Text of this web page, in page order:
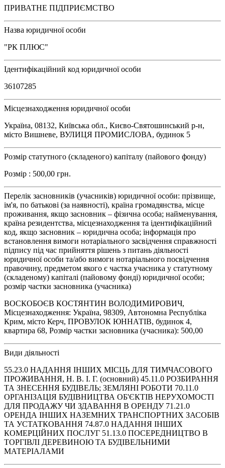
ПРИВАТНЕ ПІДПРИЄМСТВО
Назва юридичної особи
"РК ПЛЮС"
Ідентифікаційний код юридичної особи
36107285
Місцезнаходження юридичної особи
Україна, 08132, Київська обл., Києво-Святошинський р-н,
місто Вишневе, ВУЛИЦЯ ПРОМИСЛОВА, будинок 5
Розмір статутного (складеного) капіталу (пайового фонду)
Розмір : 500,00 грн.
Перелік засновників (учасників) юридичної особи: прізвище,
ім'я, по батькові (за наявності), країна громадянства, місце
проживання, якщо засновник – фізична особа; найменування,
країна резидентства, місцезнаходження та ідентифікаційний
код, якщо засновник – юридична особа; інформація про
встановлення вимоги нотаріального засвідчення справжності
підпису під час прийняття рішень з питань діяльності
юридичної особи та/або вимоги нотаріального посвідчення
правочину, предметом якого є частка учасника у статутному
(складеному) капіталі (пайовому фонді) юридичної особи;
розмір частки засновника (учасника)
ВОСКОБОЄВ КОСТЯНТИН ВОЛОДИМИРОВИЧ,
Місцезнаходження: Україна, 98309, Автономна Республіка
Крим, місто Керч, ПРОВУЛОК ЮННАТІВ, будинок 4,
квартира 68, Розмір частки засновника (учасника): 500,00
Види діяльності
55.23.0 НАДАННЯ ІНШИХ МІСЦЬ ДЛЯ ТИМЧАСОВОГО
ПРОЖИВАННЯ, Н. В. І. Г. (основний) 45.11.0 РОЗБИРАННЯ
ТА ЗНЕСЕННЯ БУДІВЕЛЬ; ЗЕМЛЯНІ РОБОТИ 70.11.0
ОРГАНІЗАЦІЯ БУДІВНИЦТВА ОБ'ЄКТІВ НЕРУХОМОСТІ
ДЛЯ ПРОДАЖУ ЧИ ЗДАВАННЯ В ОРЕНДУ 71.21.0
ОРЕНДА ІНШИХ НАЗЕМНИХ ТРАНСПОРТНИХ ЗАСОБІВ
ТА УСТАТКОВАННЯ 74.87.0 НАДАННЯ ІНШИХ
КОМЕРЦІЙНИХ ПОСЛУГ 51.13.0 ПОСЕРЕДНИЦТВО В
ТОРГІВЛІ ДЕРЕВИНОЮ ТА БУДІВЕЛЬНИМИ
МАТЕРІАЛАМИ